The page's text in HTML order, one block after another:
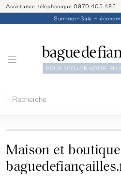
Assistance téléphonique 0970 405 485
Summer-Sale –
Maison et